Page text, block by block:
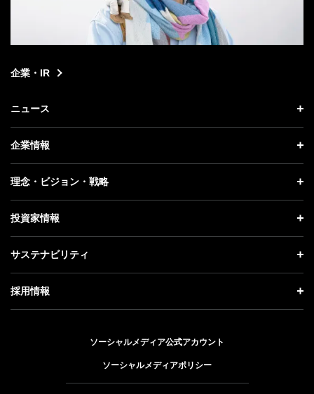
企業・IR
ニュース
ニュース トップ
プレスリリース
更新情報
記者説明会
企業情報
企業情報 トップ
社長メッセージ
事業紹介
ガバナンス
理念・ビジョン・戦略
理念・ビジョン・戦略 トップ
成長戦略「Activate AI for Society」
人材戦略
投資家情報
投資家情報 トップ
経営方針
個人投資家の皆さまへ
サステナビリティ
サステナビリティ トップ
トップメッセージ
ESG方針・体制
採用情報
ソーシャルメディア公式アカウント
ソーシャルメディアポリシー